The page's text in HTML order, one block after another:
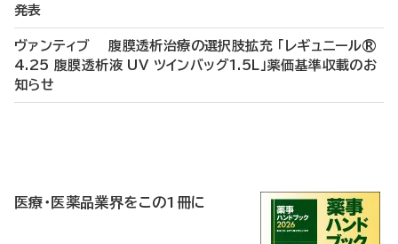
発表
ヴァンティブ 腹膜透析治療の選択肢拡充 「レギュニール®
4.25 腹膜透析液 UV ツインバッグ1.5L」薬価基準収載のお
知らせ
医療・医薬品業界をこの1冊に